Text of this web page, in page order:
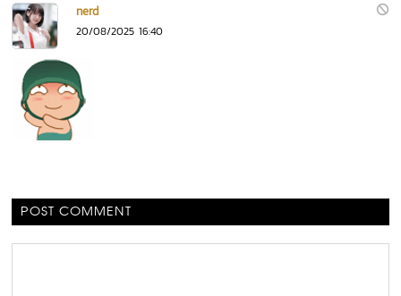
nerd
20/08/2025 16:40
POST COMMENT